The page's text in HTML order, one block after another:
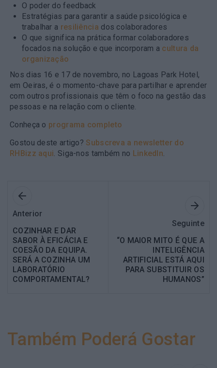
O poder do feedback
Estratégias para garantir a saúde psicológica e
trabalhar a resiliência dos colaboradores
O que significa na prática formar colaboradores
focados na solução e que incorporam a cultura da
organização
Nos dias 16 e 17 de novembro, no Lagoas Park Hotel,
em Oeiras, é o momento-chave para partilhar e aprender
com outros profissionais que têm o foco na gestão das
pessoas e na relação com o cliente.
Conheça o programa completo
Gostou deste artigo? Subscreva a newsletter do
RHBizz aqui . Siga-nos também no LinkedIn
Anterior
COZINHAR E DAR
SABOR À EFICÁCIA E
COESÃO DA EQUIPA.
SERÁ A COZINHA UM
LABORATÓRIO
COMPORTAMENTAL?
Seguinte
“O MAIOR MITO É QUE A
INTELIGÊNCIA
ARTIFICIAL ESTÁ AQUI
PARA SUBSTITUIR OS
HUMANOS”
Também Poderá Gostar